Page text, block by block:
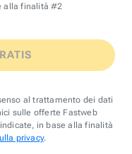
alla finalità #2
al trattamento dei dati
sulle offerte Fastweb
in base alla finalità
privacy.